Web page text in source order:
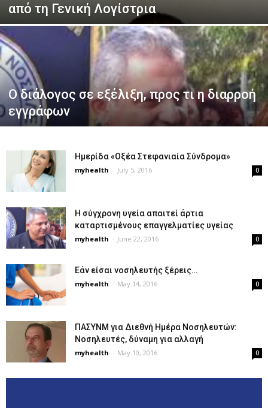
από τη Γενική Λογίστρια
Ο διάλογος σε εξέλιξη, προς τι η διαρροή
εγγράφων
Ημερίδα «Οξέα Στεφανιαία Σύνδρομα»
myhealth - July 5, 2016 0
Η σύγχρονη υγεία απαιτεί άρτια
καταρτισμένους επαγγελματίες υγείας
myhealth - June 22, 2016 0
Εάν είσαι νοσηλευτής ξέρεις…
myhealth - May 14, 2016 0
ΠΑΣΥΝΜ για Διεθνή Ημέρα Νοσηλευτών:
Νοσηλευτές, δύναμη για αλλαγή
myhealth - May 10, 2016 0